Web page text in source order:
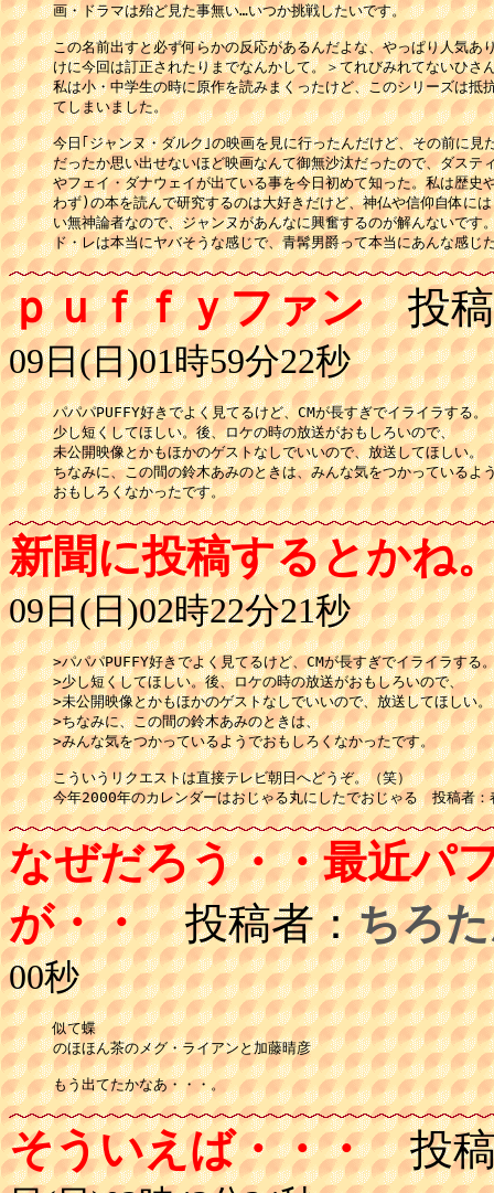
画・ドラマは殆ど見た事無い…いつか挑戦したいです。
この名前出すと必ず何らかの反応があるんだよな、やっぱり人気あ
けに今回は訂正されたりまでなんかして。＞てれびみれてないひさ
私は小・中学生の時に原作を読みまくったけど、このシリーズは抵
てしまいました。
今日｢ジャンヌ・ダルク｣の映画を見に行ったんだけど、その前に見
だったか思い出せないほど映画なんて御無沙汰だったので、ダステ
やフェイ・ダナウェイが出ている事を今日初めて知った。私は歴史
わず)の本を読んで研究するのは大好きだけど、神仏や信仰自体に
い無神論者なので、ジャンヌがあんなに興奮するのが解んないです
ド・レは本当にヤバそうな感じで、青髯男爵って本当にあんな感じ
ｐｕｆｆｙファン投稿
09日(日)01時59分22秒
パパパPUFFY好きでよく見てるけど、CMが長すぎでイライラする。
少し短くしてほしい。後、ロケの時の放送がおもしろいので、
未公開映像とかもほかのゲストなしでいいので、放送してほしい。
ちなみに、この間の鈴木あみのときは、みんな気をつかっているよ
おもしろくなかったです。
新聞に投稿するとかね
09日(日)02時22分21秒
>パパパPUFFY好きでよく見てるけど、CMが長すぎでイライラする
>少し短くしてほしい。後、ロケの時の放送がおもしろいので、
>未公開映像とかもほかのゲストなしでいいので、放送してほしい。
>ちなみに、この間の鈴木あみのときは、
>みんな気をつかっているようでおもしろくなかったです。
こういうリクエストは直接テレビ朝日へどうぞ。（笑）
今年2000年のカレンダーはおじゃる丸にしたでおじゃる　投稿
なぜだろう・・最近パ
が・・投稿者：ちろ
00秒
似て蝶
のほほん茶のメグ・ライアンと加藤晴彦
もう出てたかなあ・・・。
そういえば・・・投稿